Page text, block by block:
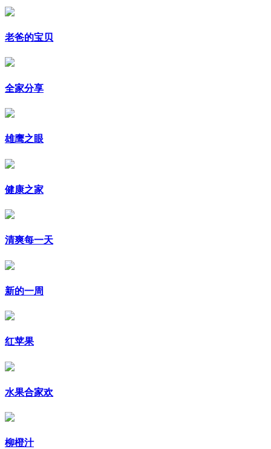
老爸的宝贝
全家分享
雄鹰之眼
健康之家
清爽每一天
新的一周
红苹果
水果合家欢
柳橙汁